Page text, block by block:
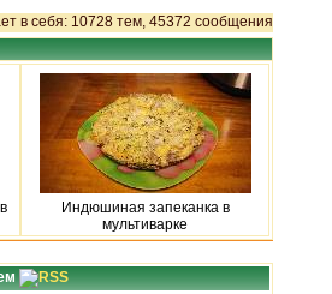
в себя: 10728 тем, 45372 сообщения
Индюшиная запеканка в
мультиварке